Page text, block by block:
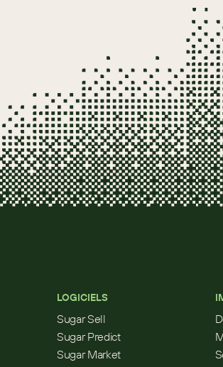
LOGICIELS
Sugar Sell
Sugar Predict
Sugar Market